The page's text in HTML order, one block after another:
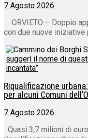
7 Agosto 2026
ORVIETO – Doppio
con due nuove iniziative
Riqualificazione
per alcuni Comuni
7 Agosto 2026
Quasi 3,7 milioni di